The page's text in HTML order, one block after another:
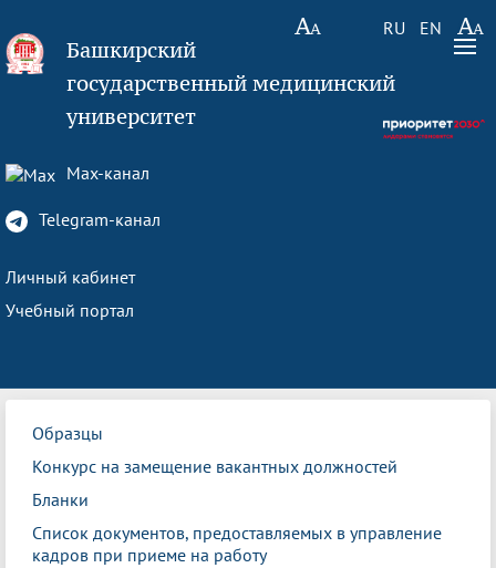
RU EN
Башкирский
государственный медицинский
университет
Max-канал
Telegram-канал
Личный кабинет
Учебный портал
Образцы
Конкурс на замещение вакантных должностей
Бланки
Список документов, предоставляемых в управление
кадров при приеме на работу